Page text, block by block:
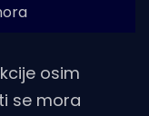
osim
se mora